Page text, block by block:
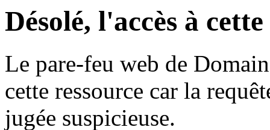
Désolé, l'accès à
Le pare-feu web de
cette ressource car la
jugée suspicieuse.